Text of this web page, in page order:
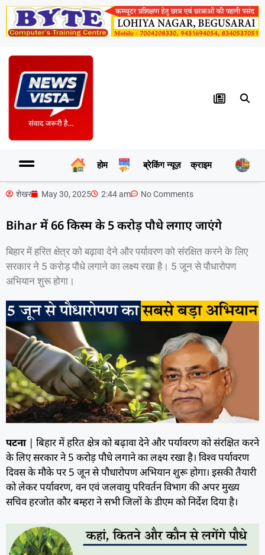
होम ब्रेकिंग न्यूज़ क्राइम
शेखर May 30, 2025 2:44 am No Comments
Bihar में 66 किस्म के 5 करोड़ पौधे लगाए जाएंगे
बिहार में हरित क्षेत्र को बढ़ावा देने और पर्यावरण को संरक्षित करने के लिए
सरकार ने 5 करोड़ पौधे लगाने का लक्ष्य रखा है। 5 जून से पौधारोपण
अभियान शुरू होगा।
पटना| बिहार में हरित क्षेत्र को बढ़ावा देने और पर्यावरण को संरक्षित करने
के लिए सरकार ने 5 करोड़ पौधे लगाने का लक्ष्य रखा है। विश्व पर्यावरण
दिवस के मौके पर 5 जून से पौधारोपण अभियान शुरू होगा। इसकी तैयारी
को लेकर पर्यावरण, वन एवं जलवायु परिवर्तन विभाग की अपर मुख्य
सचिव हरजोत कौर बम्हरा ने सभी जिलों के डीएम को निर्देश दिया है।